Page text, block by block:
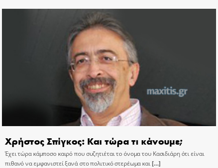
Χρήστος Σπίγκος: Και τώρα τι κάνουμε;
Έχει τώρα κάμποσο καιρό που συζητιέται το όνομα του Κασιδιάρη ότι είναι
πιθανό να εμφανιστεί ξανά στο πολιτικό στερέωμα και[…]